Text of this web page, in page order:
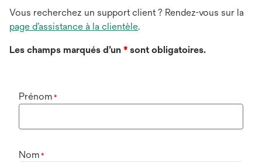
Vous recherchez un support client ? Rendez-vous sur la
page d’assistance à la clientèle.
Les champs marqués d’un * sont obligatoires.
Prénom *
Nom *